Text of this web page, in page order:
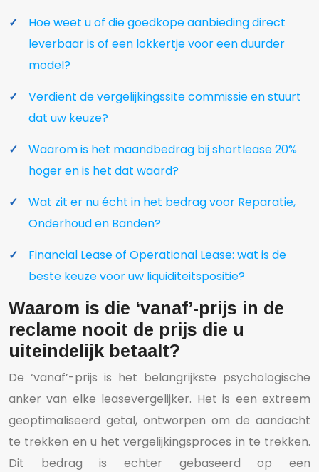
Hoe weet u of die goedkope aanbieding direct
leverbaar is of een lokkertje voor een duurder
model?
Verdient de vergelijkingssite commissie en stuurt
dat uw keuze?
Waarom is het maandbedrag bij shortlease 20%
hoger en is het dat waard?
Wat zit er nu écht in het bedrag voor Reparatie,
Onderhoud en Banden?
Financial Lease of Operational Lease: wat is de
beste keuze voor uw liquiditeitspositie?
Waarom is die ‘vanaf’-prijs in de
reclame nooit de prijs die u
uiteindelijk betaalt?
De ‘vanaf’-prijs is het belangrijkste psychologische
anker van elke leasevergelijker. Het is een extreem
geoptimaliseerd getal, ontworpen om de aandacht
te trekken en u het vergelijkingsproces in te trekken.
Dit bedrag is echter gebaseerd op een